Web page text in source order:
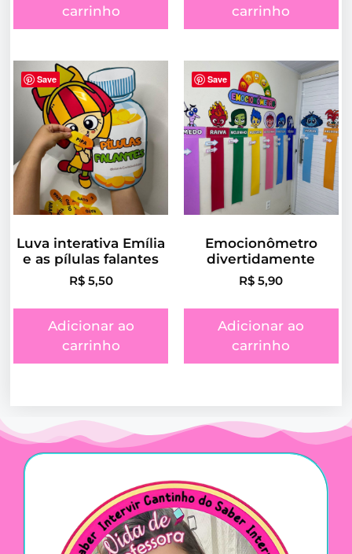
carrinho
carrinho
Save
Luva interativa Emília
e as pílulas falantes
R$5,50
Adicionar ao
carrinho
Save
Emocionômetro
divertidamente
R$ 5,90
Adicionar ao
carrinho